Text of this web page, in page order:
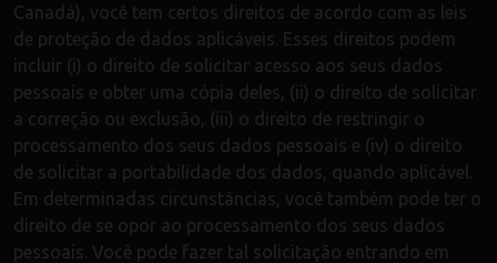
Canadá), você tem certos direitos de acordo com as leis
de proteção de dados aplicáveis. Esses direitos podem
incluir (i) o direito de solicitar acesso aos seus dados
pessoais e obter uma cópia deles, (ii) o direito de solicitar
a correção ou exclusão, (iii) o direito de restringir o
processamento dos seus dados pessoais e (iv) o direito
de solicitar a portabilidade dos dados, quando aplicável.
Em determinadas circunstâncias, você também pode ter o
direito de se opor ao processamento dos seus dados
pessoais. Você pode fazer tal solicitação entrando em